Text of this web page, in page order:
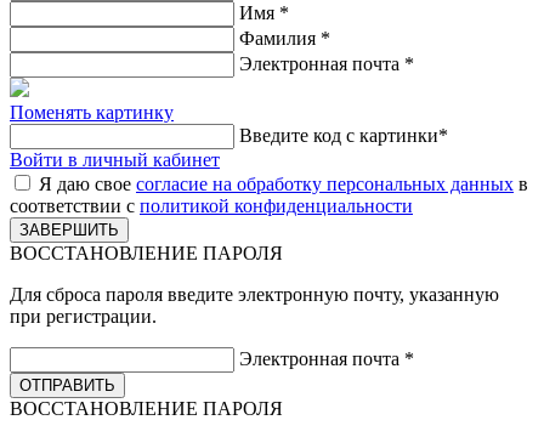
Имя *
Фамилия *
Электронная почта *
Поменять картинку
Введите код с картинки*
Войти в личный кабинет
Я даю свое согласие на обработку персональных данных в
соответствии с политикой конфиденциальности
ВОССТАНОВЛЕНИЕ ПАРОЛЯ
Для сброса пароля введите электронную почту, указанную
при регистрации.
Электронная почта *
ВОССТАНОВЛЕНИЕ ПАРОЛЯ